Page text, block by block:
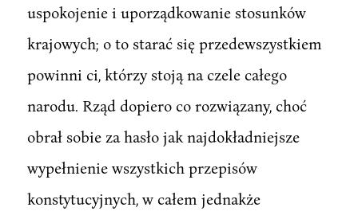
uspokojenie i uporządkowanie stosunków
krajowych; o to starać się przedewszystkiem
powinni ci, którzy stoją na czele całego
narodu. Rząd dopiero co rozwiązany, choć
obrał sobie za hasło jak najdokładniejsze
wypełnienie wszystkich przepisów
konstytucyjnych, w całem jednakże